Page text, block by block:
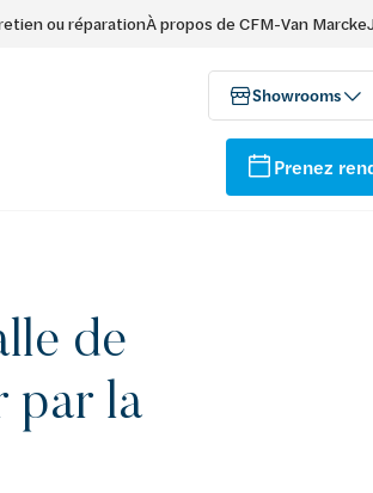
ou réparationÀ propos de CFM-Van Marcke
Showrooms
Prenez
de
par la